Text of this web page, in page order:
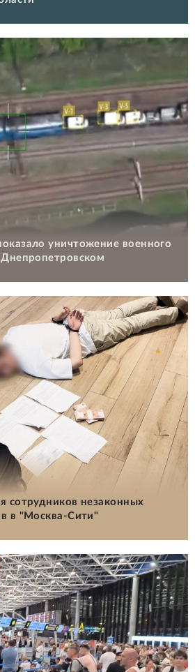
уничтожение военного
сотрудников незаконных
в "Москва-Сити"